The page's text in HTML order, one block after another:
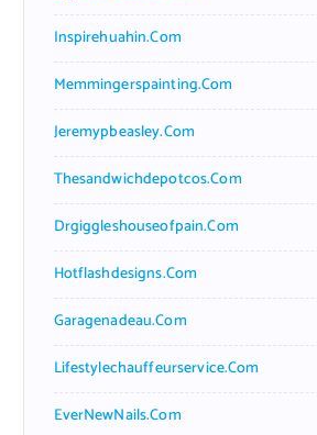
Inspirehuahin.com
Memmingerspainting.com
Jeremypbeasley.com
Thesandwichdepotcos.com
Drgiggleshouseofpain.com
Hotflashdesigns.com
Garagenadeau.com
Lifestylechauffeurservice.com
EverNewNails.com